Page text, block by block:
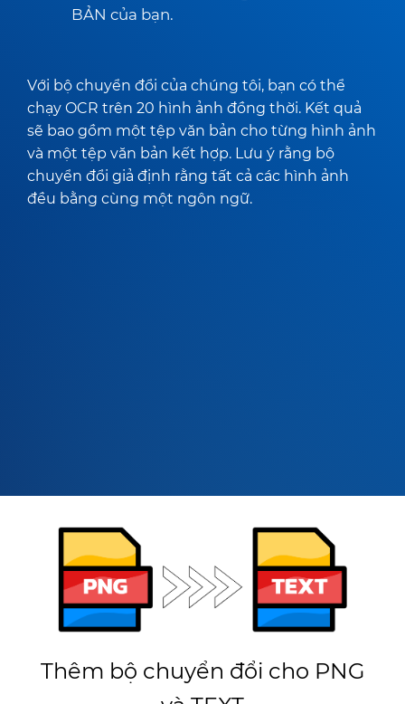
BẢN của bạn.
Với bộ chuyển đổi của chúng tôi, bạn có thể
chạy OCR trên 20 hình ảnh đồng thời. Kết quả
sẽ bao gồm một tệp văn bản cho từng hình ảnh
và một tệp văn bản kết hợp. Lưu ý rằng bộ
chuyển đổi giả định rằng tất cả các hình ảnh
đều bằng cùng một ngôn ngữ.
Thêm bộ chuyển đổi cho PNG